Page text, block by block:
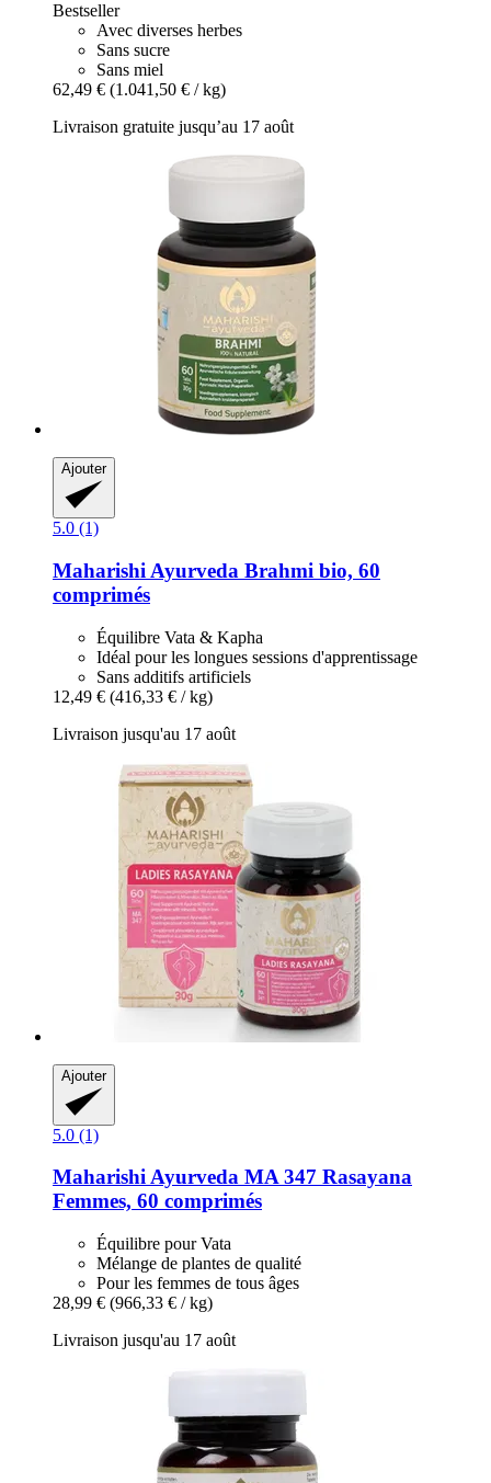
Bestseller
Avec diverses herbes
Sans sucre
Sans miel
62,49 € (1.041,50 € / kg)
Livraison gratuite jusqu’au 17 août
Ajouter
5.0 (1)
Maharishi Ayurveda Brahmi bio, 60
comprimés
Équilibre Vata & Kapha
Idéal pour les longues sessions d'apprentissage
Sans additifs artificiels
12,49 € (416,33 € / kg)
Livraison jusqu'au 17 août
Ajouter
5.0 (1)
Maharishi Ayurveda MA 347 Rasayana
Femmes, 60 comprimés
Équilibre pour Vata
Mélange de plantes de qualité
Pour les femmes de tous âges
28,99 € (966,33 € / kg)
Livraison jusqu'au 17 août